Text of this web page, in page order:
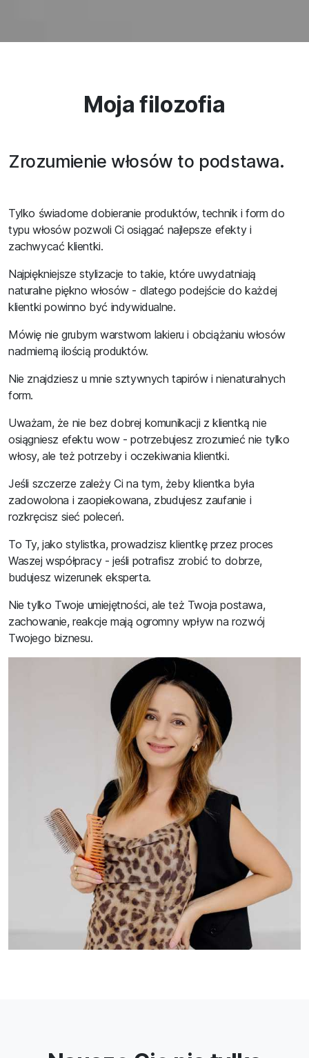
Moja filozofia
Zrozumienie włosów to podstawa.
Tylko świadome dobieranie produktów, technik i form do
typu włosów pozwoli Ci osiągać najlepsze efekty i
zachwycać klientki.
Najpiękniejsze stylizacje to takie, które uwydatniają
naturalne piękno włosów - dlatego podejście do każdej
klientki powinno być indywidualne.
Mówię nie grubym warstwom lakieru i obciążaniu włosów
nadmierną ilością produktów.
Nie znajdziesz u mnie sztywnych tapirów i nienaturalnych
form.
Uważam, że nie bez dobrej komunikacji z klientką nie
osiągniesz efektu wow - potrzebujesz zrozumieć nie tylko
włosy, ale też potrzeby i oczekiwania klientki.
Jeśli szczerze zależy Ci na tym, żeby klientka była
zadowolona i zaopiekowana, zbudujesz zaufanie i
rozkręcisz sieć poleceń.
To Ty, jako stylistka, prowadzisz klientkę przez proces
Waszej współpracy - jeśli potrafisz zrobić to dobrze,
budujesz wizerunek eksperta.
Nie tylko Twoje umiejętności, ale też Twoja postawa,
zachowanie, reakcje mają ogromny wpływ na rozwój
Twojego biznesu.